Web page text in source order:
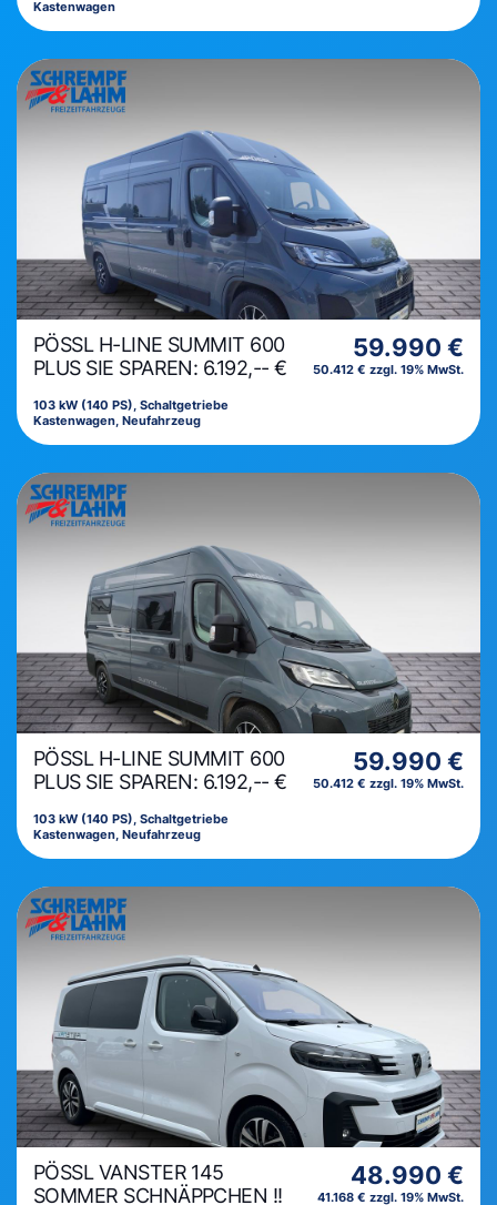
Kastenwagen
PÖSSL H-LINE SUMMIT 600
PLUS SIE SPAREN: 6.192,-- €
103 kW (140 PS), Schaltgetriebe
Kastenwagen, Neufahrzeug
59.990 €
50.412 € zzgl. 19% MwSt.
PÖSSL H-LINE SUMMIT 600
PLUS SIE SPAREN: 6.192,-- €
103 kW (140 PS), Schaltgetriebe
Kastenwagen, Neufahrzeug
59.990 €
50.412 € zzgl. 19% MwSt.
PÖSSL VANSTER 145
SOMMER SCHNÄPPCHEN !!
48.990 €
41.168 € zzgl. 19% MwSt.